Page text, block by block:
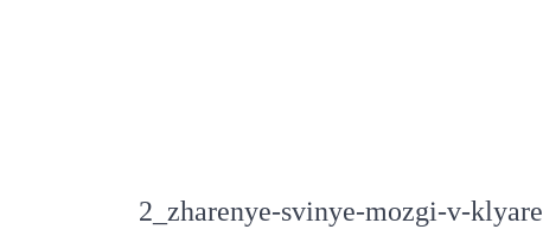
2_zharenye-svinye-mozgi-v-klyare